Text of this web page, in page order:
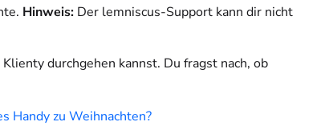
Hinweis: Der lemniscus-Support kann dir nicht
durchgehen kannst. Du fragst nach, ob
Handy zu Weihnachten?